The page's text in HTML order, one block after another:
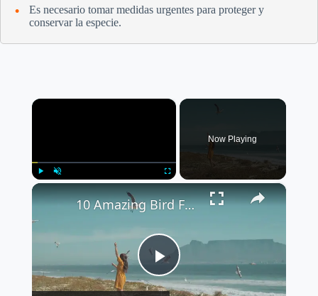
Es necesario tomar medidas urgentes para proteger y
conservar la especie.
×
Now Playing
×
P
10 Amazing Bird Facts You Didn't Know